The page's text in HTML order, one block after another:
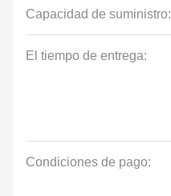
Capacidad de suministro:
El tiempo de entrega:
Condiciones de pago: